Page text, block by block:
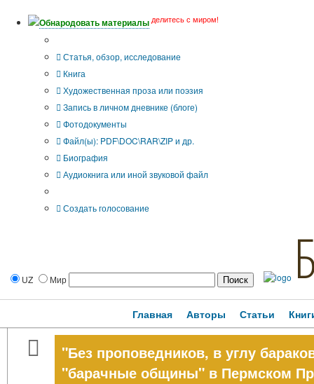
Обнародовать материалы делитесь с миром!
Статья, обзор, исследование
Книга
Художественная проза или поэзия
Запись в личном дневнике (блоге)
Фотодокументы
Файл(ы): PDF\DOC\RAR\ZIP и др.
Биография
Аудиокнига или иной звуковой файл
Создать голосование
UZ Мир
Главная Авторы Статьи
"Без проповедников, в углу
"барачные общины" в Пермском